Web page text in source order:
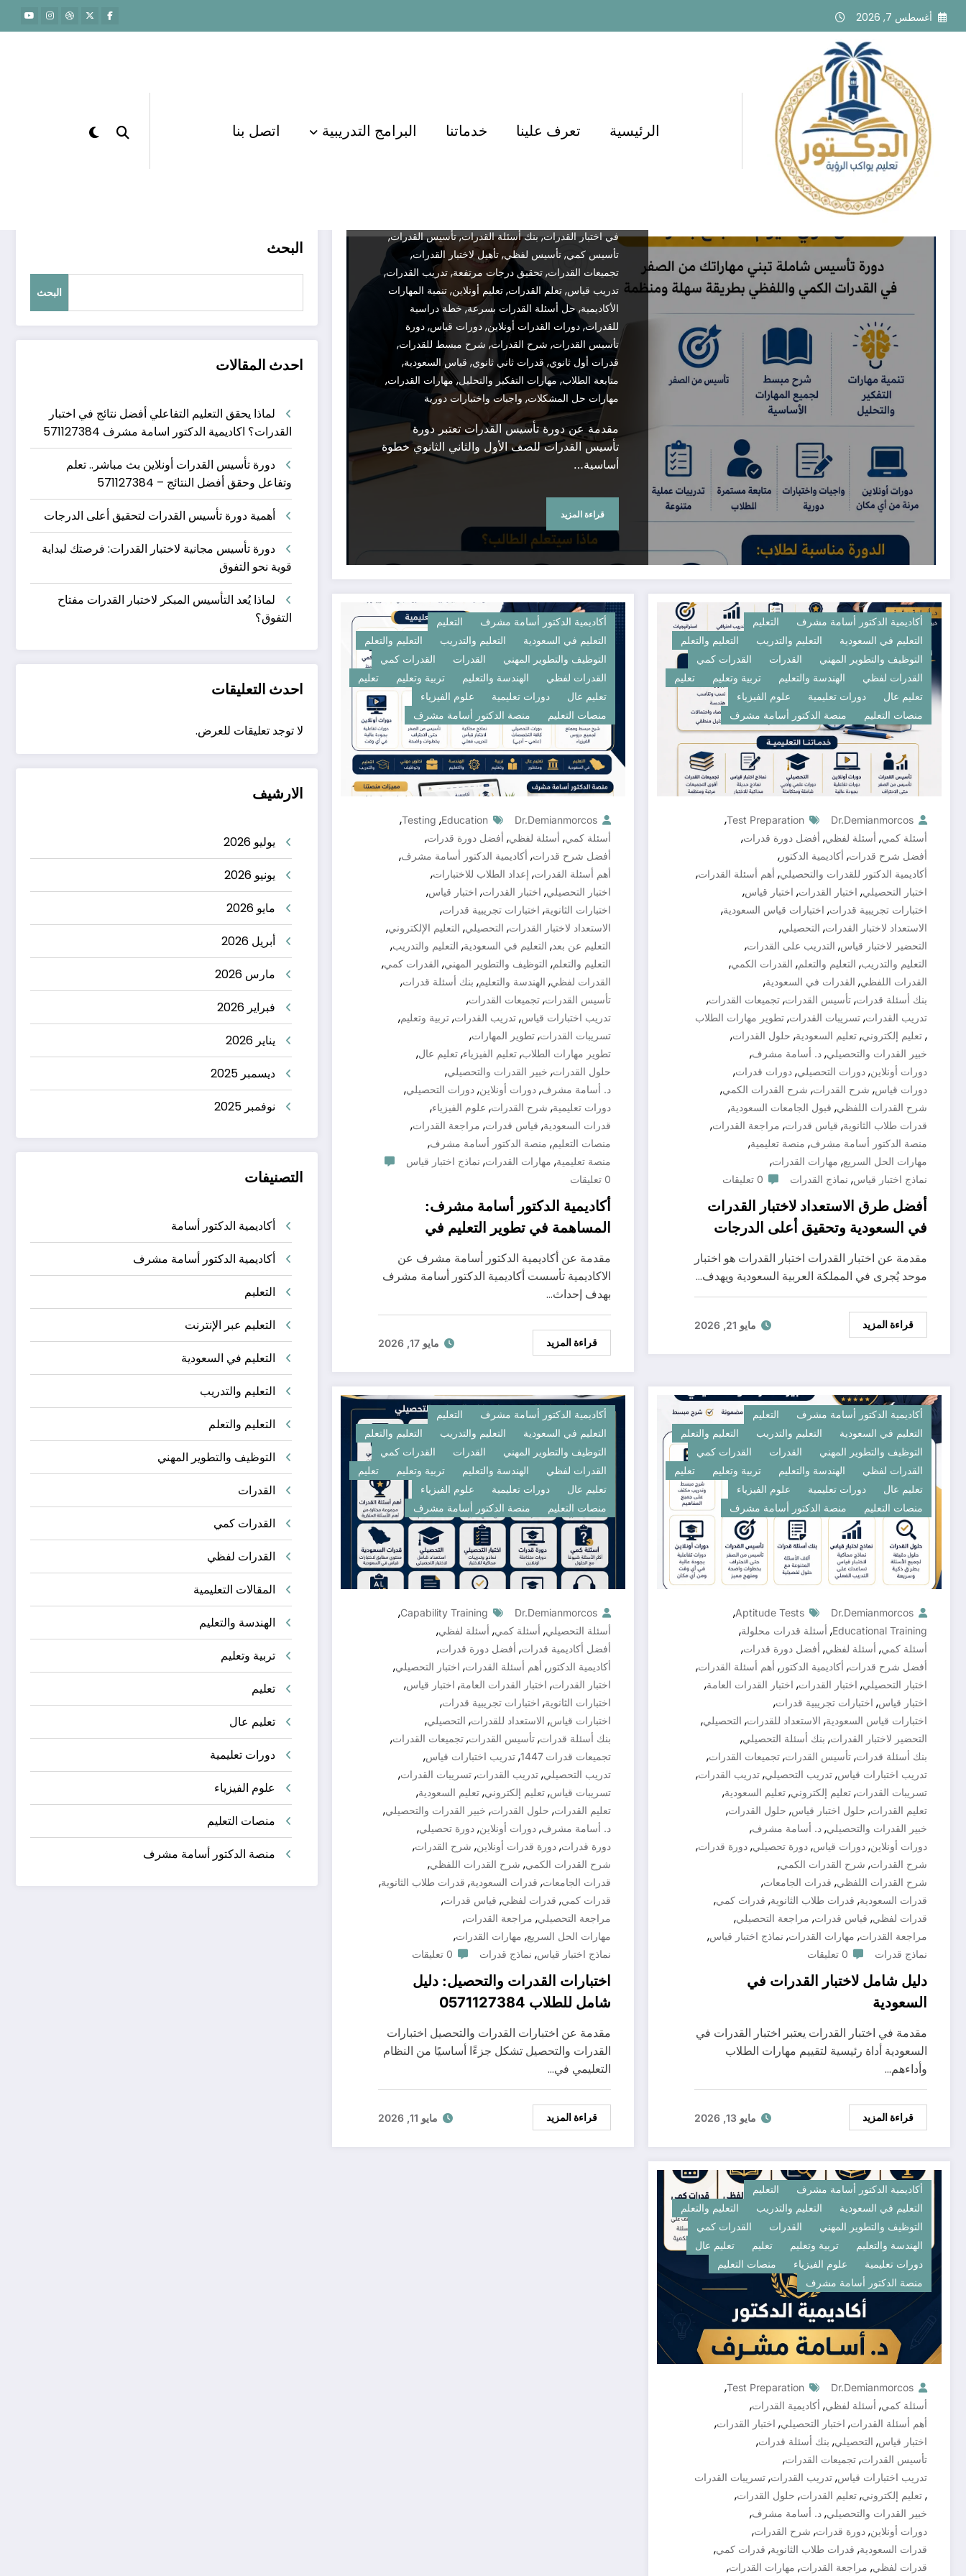
التجاوز
أغسطس 7, 2026
الرئيسية تعرف علينا خدماتنا البرامج التدريبية اتصل بنا
وسم: مهارات القدرات
الوقت في القدرات ,اختبار القدرات , اختبار قياس
اختبارات
في اختبار القدرات,بنك أسئلة القدرات,تأسيس القدرات,
تأسيس كمي, تأسيس لفظي, تأهيل لاختبار القدرات,
تجميعات القدرات, تحقيق درجات مرتفعة, تدريب القدرات,
تدريب قياس, تعلم القدرات, تعليم أونلاين, تنمية المهارات
الأكاديمية,حل أسئلة القدرات بسرعة,خطة دراسية
للقدرات, دورات القدرات أونلاين, دورات قياس, دورة
تأسيس القدرات, شرح القدرات, شرح مبسط للقدرات,
قدرات أول ثانوي,قدرات ثاني ثانوي, قياس السعودية,
متابعة الطلاب, مهارات التفكير والتحليل,مهارات القدرات,
مهارات حل المشكلات, واجبات واختبارات دورية
مقدمة عن دورة تأسيس القدرات تعتبر دورة
تأسيس القدرات للصف الأول والثاني الثانوي خطوة
أساسية…
قراءة المزيد
أكاديمية الدكتور أسامة مشرف
التعليم
التعليم في السعودية
التعليم والتدريب
التعليم والتعلم
التوظيف والتطوير المهني
القدرات
القدرات كمي
القدرات لفظي
الهندسة والتعليم تربية وتعليم
تعليم
تعليم عال
دورات تعليمية
علوم الفيزياء
منصات التعليم
منصة الدكتور أسامة مشرف
Dr.demianmorcos
Test Preparation
,
أسئلة كمي, أسئلة لفظي, أفضل دورة قدرات,
أفضل شرح قدرات, أكاديمية الدكتور ,
أكاديمية الدكتور للقدرات والتحصيلي, أهم أسئلة القدرات,
اختبار التحصيلي, اختبار القدرات, اختبار قياس,
اختبارات تجريبية قدرات, اختبارات قياس السعودية,
الاستعداد لاختبار القدرات, التحصيلي,
التحضير لاختبار قياس, التدريب على القدرات,
التعليم والتدريب, التعليم والتعلم, القدرات الكمي,
القدرات اللفظي, القدرات في السعودية,
بنك أسئلة قدرات, تأسيس القدرات, تجميعات القدرات,
تدريب القدرات, تسريبات القدرات, تطوير مهارات الطلاب
, تعليم إلكتروني, تعليم السعودية, حلول القدرات,
خبير القدرات والتحصيلي, د. أسامة مشرف,
دورات أونلاين, دورات التحصيلي, دورات قدرات,
دورات قياس, شرح القدرات, شرح القدرات الكمي,
شرح القدرات اللفظي, قبول الجامعات السعودية,
قدرات طلاب الثانوية, قياس قدرات, مراجعة القدرات,
منصة الدكتور أسامة مشرف, منصة تعليمية,
مهارات الحل السريع, مهارات القدرات,
نماذج اختبار قياس, نماذج القدرات 0 تعليقات
أفضل طرق الاستعداد لاختبار القدرات
في السعودية وتحقيق أعلى الدرجات
دكتور اسامة مشرف 0571127384
مقدمة عن اختبار القدرات اختبار القدرات هو اختبار
موحد يُجرى في المملكة العربية السعودية ويهدف…
قراءة المزيد مايو 21, 2026
أكاديمية الدكتور أسامة مشرف
التعليم
التعليم في السعودية
التعليم والتدريب
التعليم والتعلم
التوظيف والتطوير المهني
القدرات
القدرات كمي
القدرات لفظي
الهندسة والتعليم تربية وتعليم
تعليم
تعليم عال
دورات تعليمية
علوم الفيزياء
منصات التعليم
منصة الدكتور أسامة مشرف
Dr.demianmorcos
Education
,
Testing
,
أسئلة كمي, أسئلة لفظي, أفضل دورة قدرات,
أفضل شرح قدرات, أكاديمية الدكتور أسامة مشرف,
أهم أسئلة القدرات, إعداد الطلاب للاختبارات,
اختبار التحصيلي, اختبار القدرات, اختبار قياس,
اختبارات الثانوية, اختبارات تجريبية قدرات,
الاستعداد لاختبار القدرات, التحصيلي, التعليم الإلكتروني,
التعليم عن بعد, التعليم في السعودية, التعليم والتدريب,
التعليم والتعلم, التوظيف والتطوير المهني, القدرات كمي,
القدرات لفظي, الهندسة والتعليم, بنك أسئلة قدرات,
تأسيس القدرات, تجميعات القدرات,
تدريب اختبارات قياس, تدريب القدرات, تربية وتعليم,
تسريبات القدرات, تطوير المهارات,
تطوير مهارات الطلاب, تعليم الفيزياء, تعليم عال,
حلول القدرات, خبير القدرات والتحصيلي,
د. أسامة مشرف, دورات أونلاين, دورات التحصيلي,
دورات تعليمية, شرح القدرات, علوم الفيزياء,
قدرات السعودية, قياس قدرات, مراجعة القدرات,
منصات التعليم, منصة الدكتور أسامة مشرف,
منصة تعليمية, مهارات القدرات, نماذج اختبار قياس
0 تعليقات
أكاديمية الدكتور أسامة مشرف:
المساهمة في تطوير التعليم في
السعودية 0571127384
مقدمة عن أكاديمية الدكتور أسامة مشرف عن
الاكاديمية تأسست أكاديمية الدكتور أسامة مشرف
بهدف إحداث…
قراءة المزيد مايو 17, 2026
أكاديمية الدكتور أسامة مشرف
التعليم
التعليم في السعودية
التعليم والتدريب
التعليم والتعلم
التوظيف والتطوير المهني
القدرات
القدرات كمي
القدرات لفظي
الهندسة والتعليم تربية وتعليم
تعليم
تعليم عال
دورات تعليمية
علوم الفيزياء
منصات التعليم
منصة الدكتور أسامة مشرف
Dr.demianmorcos
Aptitude Tests
,
Educational Training
, أسئلة قدرات محلولة,
أسئلة كمي, أسئلة لفظي, أفضل دورة قدرات,
أفضل شرح قدرات, أكاديمية الدكتور , أهم أسئلة القدرات,
اختبار التحصيلي, اختبار القدرات, اختبار القدرات العامة,
اختبار قياس, اختبارات تجريبية قدرات,
اختبارات قياس السعودية, الاستعداد للقدرات, التحصيلي,
التحضير لاختبار القدرات, بنك أسئلة التحصيلي,
بنك أسئلة قدرات, تأسيس القدرات, تجميعات القدرات,
تدريب اختبارات قياس, تدريب التحصيلي, تدريب القدرات,
تسريبات القدرات, تعليم إلكتروني, تعليم السعودية,
تعليم القدرات, حلول اختبار قياس, حلول القدرات,
خبير القدرات والتحصيلي, د. أسامة مشرف,
دورات أونلاين, دورات قياس, دورة تحصيلي, دورة قدرات,
شرح القدرات, شرح القدرات الكمي,
شرح القدرات اللفظي, قدرات الجامعات,
قدرات السعودية, قدرات طلاب الثانوية, قدرات كمي,
قدرات لفظي, قياس قدرات, مراجعة التحصيلي,
مراجعة القدرات, مهارات القدرات, نماذج اختبار قياس,
نماذج قدرات 0 تعليقات
دليل شامل لاختبار القدرات في
السعودية
مقدمة في اختبار القدرات يعتبر اختبار القدرات في
السعودية أداة رئيسية لتقييم مهارات الطلاب
وأداءهم…
قراءة المزيد مايو 13, 2026
أكاديمية الدكتور أسامة مشرف
التعليم
التعليم في السعودية
التعليم والتدريب
التعليم والتعلم
التوظيف والتطوير المهني
القدرات
القدرات كمي
القدرات لفظي
الهندسة والتعليم تربية وتعليم
تعليم
تعليم عال
دورات تعليمية
علوم الفيزياء
منصات التعليم
منصة الدكتور أسامة مشرف
Dr.demianmorcos
Capability Training
,
أسئلة التحصيلي, أسئلة كمي, أسئلة لفظي,
أفضل أكاديمية قدرات, أفضل دورة قدرات,
أكاديمية الدكتور , أهم أسئلة القدرات, اختبار التحصيلي,
اختبار القدرات, اختبار القدرات العامة, اختبار قياس,
اختبارات الثانوية, اختبارات تجريبية قدرات,
اختبارات قياس, الاستعداد للقدرات, التحصيلي,
بنك أسئلة قدرات, تأسيس القدرات, تجميعات القدرات,
تجميعات قدرات 1447 , تدريب اختبارات قياس,
تدريب التحصيلي, تدريب القدرات, تسريبات القدرات,
تسريبات قياس, تعليم إلكتروني, تعليم السعودية,
تعليم القدرات, حلول القدرات, خبير القدرات والتحصيلي,
د. أسامة مشرف, دورات أونلاين, دورة تحصيلي,
دورة قدرات, دورة قدرات أونلاين, شرح القدرات,
شرح القدرات الكمي, شرح القدرات اللفظي,
قدرات الجامعات, قدرات السعودية, قدرات طلاب الثانوية,
قدرات كمي, قدرات لفظي, قياس قدرات,
مراجعة التحصيلي, مراجعة القدرات,
مهارات الحل السريع, مهارات القدرات,
نماذج اختبار قياس, نماذج قدرات 0 تعليقات
اختبارات القدرات والتحصيل: دليل
شامل للطلاب 0571127384
مقدمة عن اختبارات القدرات والتحصيل اختبارات
القدرات والتحصيل تشكل جزءًا أساسيًا من النظام
التعليمي في…
قراءة المزيد مايو 11, 2026
أكاديمية الدكتور أسامة مشرف
التعليم
التعليم في السعودية
التعليم والتدريب
التعليم والتعلم
التوظيف والتطوير المهني
القدرات
القدرات كمي
الهندسة والتعليم
تربية وتعليم تعليم
تعليم عال
دورات تعليمية
علوم الفيزياء
منصات التعليم
منصة الدكتور أسامة مشرف
Dr.demianmorcos
Test Preparation
,
أسئلة كمي, أسئلة لفظي, أكاديمية القدرات,
أهم أسئلة القدرات, اختبار التحصيلي, اختبار القدرات,
اختبار قياس, التحصيلي, بنك أسئلة قدرات,
تأسيس القدرات, تجميعات القدرات,
تدريب اختبارات قياس, تدريب القدرات, تسريبات القدرات
, تعليم إلكتروني, تعليم القدرات, حلول القدرات,
خبير القدرات والتحصيلي, د. أسامة مشرف,
دورات أونلاين, دورة قدرات, شرح القدرات,
قدرات السعودية, قدرات طلاب الثانوية, قدرات كمي,
قدرات لفظي, مراجعة القدرات, مهارات القدرات,
البحث
البحث
احدث المقالات
لماذا يحقق التعليم التفاعلي أفضل نتائج في اختبار
القدرات؟ اكاديمية الدكتور اسامة مشرف 571127384
دورة تأسيس القدرات أونلاين بث مباشر.. تعلم
وتفاعل وحقق أفضل النتائج – 571127384
أهمية دورة تأسيس القدرات لتحقيق أعلى الدرجات
دورة تأسيس مجانية لاختبار القدرات: فرصتك لبداية
قوية نحو التفوق
لماذا يُعد التأسيس المبكر لاختبار القدرات مفتاح
التفوق؟
احدث التعليقات
لا توجد تعليقات للعرض.
الارشيف
يوليو 2026
يونيو 2026
مايو 2026
أبريل 2026
مارس 2026
فبراير 2026
يناير 2026
ديسمبر 2025
نوفمبر 2025
التصنيفات
أكاديمية الدكتور أسامة
أكاديمية الدكتور أسامة مشرف
التعليم
التعليم عبر الإنترنت
التعليم في السعودية
التعليم والتدريب
التعليم والتعلم
التوظيف والتطوير المهني
القدرات
القدرات كمي
القدرات لفظي
المقالات التعليمية
الهندسة والتعليم
تربية وتعليم
تعليم
تعليم عال
دورات تعليمية
علوم الفيزياء
منصات التعليم
منصة الدكتور أسامة مشرف